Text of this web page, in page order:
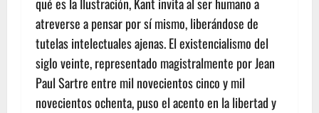
atreverse a pensar por sí mismo, liberándose de
tutelas intelectuales ajenas. El existencialismo del
siglo veinte, representado magistralmente por Jean
Paul Sartre entre mil novecientos cinco y mil
novecientos ochenta, puso el acento en la libertad y